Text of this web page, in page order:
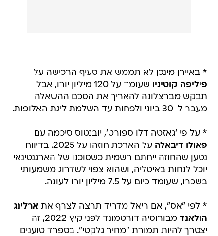
* באיירן מינכן לא תממש את סעיף הרכישה על
פיליפה קוטיניו
שעומד על 120 מיליון יורו, אבל
תבקש מברצלונה להאריך את הסכם ההשאלה
מעבר ל-30 ביוני ולפחות עד השלמת ליגת האלופות.
* על פי 'גאזטה דלו ספורט', יובנטוס סיכמה עם
פאולו דיבאלה
על הארכת חוזהו על 2025. בדיווח
נטען שהחוזה ייחתם רשמית כשסוכנו של הארגנטינאי
יוכל לנחות באיטליה, ושהוא צפוי לשדרוג משמעותי
בשכרו, שעומד כיום על 7.5 מיליון יורו לעונה.
* לפי "אס", אם ריאל מדריד תרצה לצרף את ארלינג
הולאנד
מבורוסיה דורטמונד לפני קיץ 2022, זה
יצטרך להיות תמורת "מחיר גלקטי". בספרד טוענים